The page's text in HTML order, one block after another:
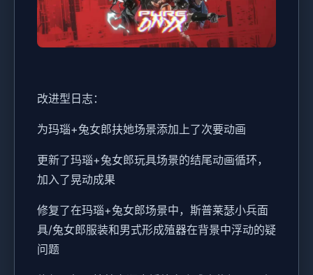
改进型日志：
为玛瑙+兔女郎扶她场景添加上了次要动画
更新了玛瑙+兔女郎玩具场景的结尾动画循环，
加入了晃动成果
修复了在玛瑙+兔女郎场景中，斯普莱瑟小兵面
具/兔女郎服装和男式形成殖器在背景中浮动的疑
问题